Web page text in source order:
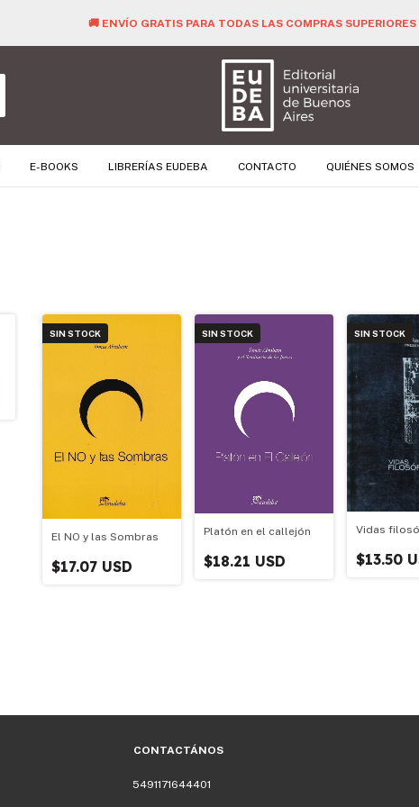
🚚 ENVÍO GRATIS PARA TODAS LAS COMPRAS
E-BOOKS LIBRERÍAS EUDEBA CONTACTO QUIÉNES SOMOS
SIN STOCK
El NO y las Sombras
$17.07 USD
SIN STOCK
Platón en el callejón
$18.21 USD
SIN STOCK
Vidas
$13.50
CONTACTÁNOS
5491171644401